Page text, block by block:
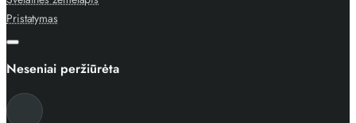
Pristatymas
Neseniai peržiūrėta